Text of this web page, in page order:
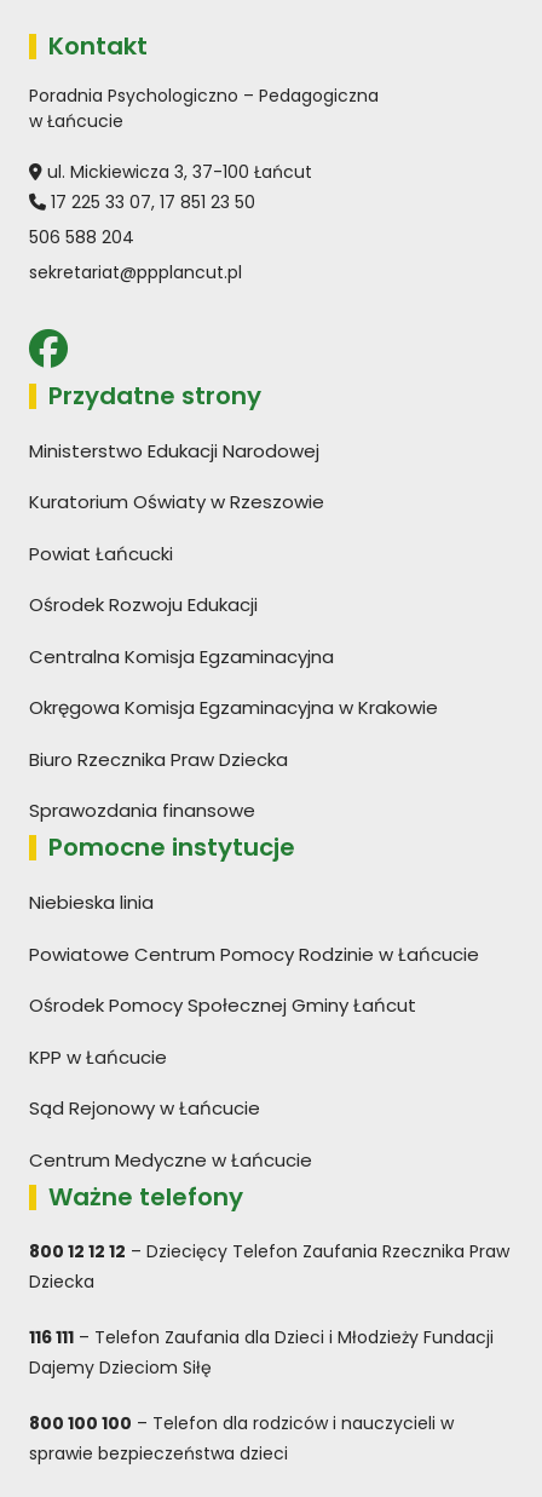
Kontakt
Poradnia Psychologiczno – Pedagogiczna
w Łańcucie
ul. Mickiewicza 3, 37-100 Łańcut
17 225 33 07, 17 851 23 50
506 588 204
sekretariat@ppplancut.pl
Przydatne strony
Ministerstwo Edukacji Narodowej
Kuratorium Oświaty w Rzeszowie
Powiat Łańcucki
Ośrodek Rozwoju Edukacji
Centralna Komisja Egzaminacyjna
Okręgowa Komisja Egzaminacyjna w Krakowie
Biuro Rzecznika Praw Dziecka
Sprawozdania finansowe
Pomocne instytucje
Niebieska linia
Powiatowe Centrum Pomocy Rodzinie w Łańcucie
Ośrodek Pomocy Społecznej Gminy Łańcut
KPP w Łańcucie
Sąd Rejonowy w Łańcucie
Centrum Medyczne w Łańcucie
Ważne telefony
800 12 12 12 – Dziecięcy Telefon Zaufania Rzecznika Praw
Dziecka
116 111 – Telefon Zaufania dla Dzieci i Młodzieży Fundacji
Dajemy Dzieciom Siłę
800 100 100 – Telefon dla rodziców i nauczycieli w
sprawie bezpieczeństwa dzieci